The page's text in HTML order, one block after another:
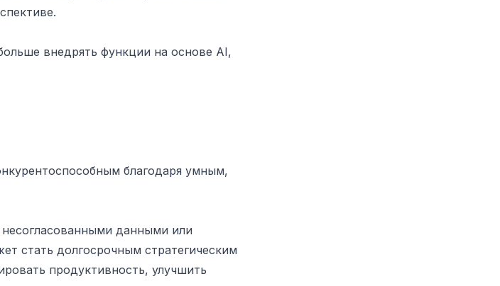
внедрять функции на основе AI,
благодаря умным,
данными или
стать долгосрочным стратегическим
продуктивность, улучшить